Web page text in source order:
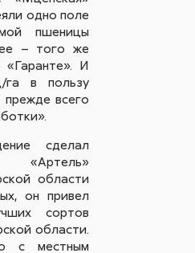
одно поле
пшеницы
– того же
И
в пользу
прежде всего
сделал
«Артель»
области
он привел
сортов
области.
с местным